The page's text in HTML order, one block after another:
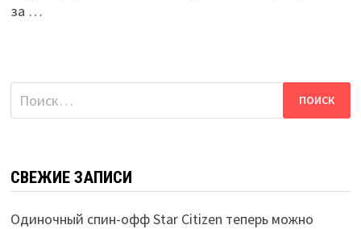
за …
Найти:
СВЕЖИЕ ЗАПИСИ
Одиночный спин-офф Star Citizen теперь можно